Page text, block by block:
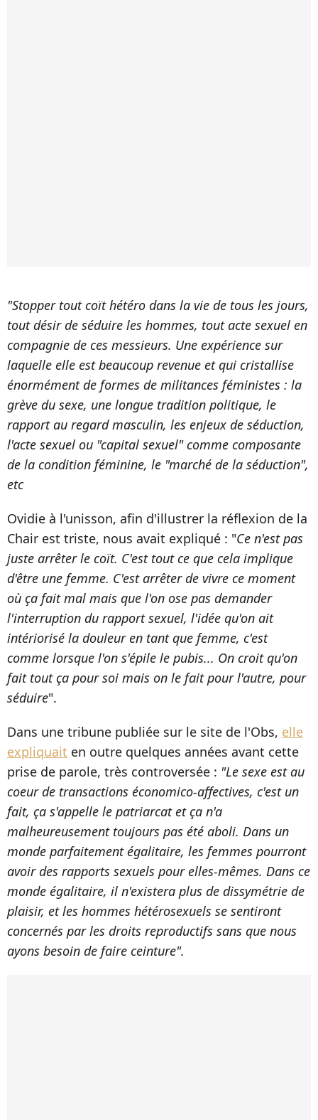
"Stopper tout coït hétéro dans la vie de tous les jours,
tout désir de séduire les hommes, tout acte sexuel en
compagnie de ces messieurs. Une expérience sur
laquelle elle est beaucoup revenue et qui cristallise
énormément de formes de militances féministes : la
grève du sexe, une longue tradition politique, le
rapport au regard masculin, les enjeux de séduction,
l'acte sexuel ou "capital sexuel" comme composante
de la condition féminine, le "marché de la séduction",
etc
Ovidie à l'unisson, afin d'illustrer la réflexion de la
Chair est triste, nous avait expliqué : "Ce n'est pas
juste arrêter le coït. C'est tout ce que cela implique
d'être une femme. C'est arrêter de vivre ce moment
où ça fait mal mais que l'on ose pas demander
l'interruption du rapport sexuel, l'idée qu'on ait
intériorisé la douleur en tant que femme, c'est
comme lorsque l'on s'épile le pubis... On croit qu'on
fait tout ça pour soi mais on le fait pour l'autre, pour
séduire".
Dans une tribune publiée sur le site de l'Obs, elle
expliquait en outre quelques années avant cette
prise de parole, très controversée : "Le sexe est au
coeur de transactions économico-affectives, c'est un
fait, ça s'appelle le patriarcat et ça n'a
malheureusement toujours pas été aboli. Dans un
monde parfaitement égalitaire, les femmes pourront
avoir des rapports sexuels pour elles-mêmes. Dans ce
monde égalitaire, il n'existera plus de dissymétrie de
plaisir, et les hommes hétérosexuels se sentiront
concernés par les droits reproductifs sans que nous
ayons besoin de faire ceinture".